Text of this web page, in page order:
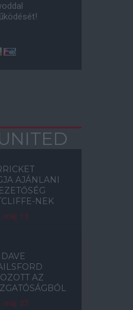
AJÁNLANI
NEK
máj. 13.
AZ
máj. 07.